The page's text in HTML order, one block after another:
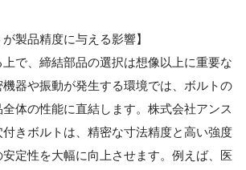
製品精度に与える影響】
で、締結部品の選択は想像以上に重要な
器や振動が発生する環境では、ボルトの
体の性能に直結します。株式会社アンス
きボルトは、精密な寸法精度と高い強度
定性を大幅に向上させます。例えば、医